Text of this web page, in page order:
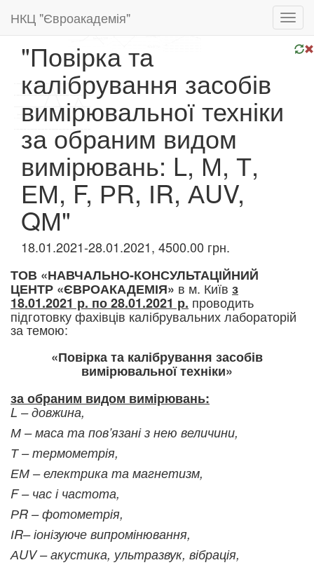
НКЦ "Євроакадемія"
"Повірка та
калібрування засобів
вимірювальної техніки
за обраним видом
вимірювань: L, М, Т,
ЕМ, F, РR, ІR, АUV,
QМ"
18.01.2021-28.01.2021, 4500.00 грн.
ТОВ «НАВЧАЛЬНО-КОНСУЛЬТАЦІЙНИЙ
ЦЕНТР «ЄВРОАКАДЕМІЯ» в м. Київ з
18.01.2021 р. по 28.01.2021 р. проводить
підготовку фахівців калібрувальних лабораторій
за темою:
«Повірка та калібрування засобів
вимірювальної техніки»
за обраним видом вимірювань:
L – довжина,
М – маса та пов’язані з нею величини,
Т – термометрія,
ЕМ – електрика та магнетизм,
F – час і частота,
РR – фотометрія,
ІR– іонізуюче випромінювання,
АUV – акустика, ультразвук, вібрація,